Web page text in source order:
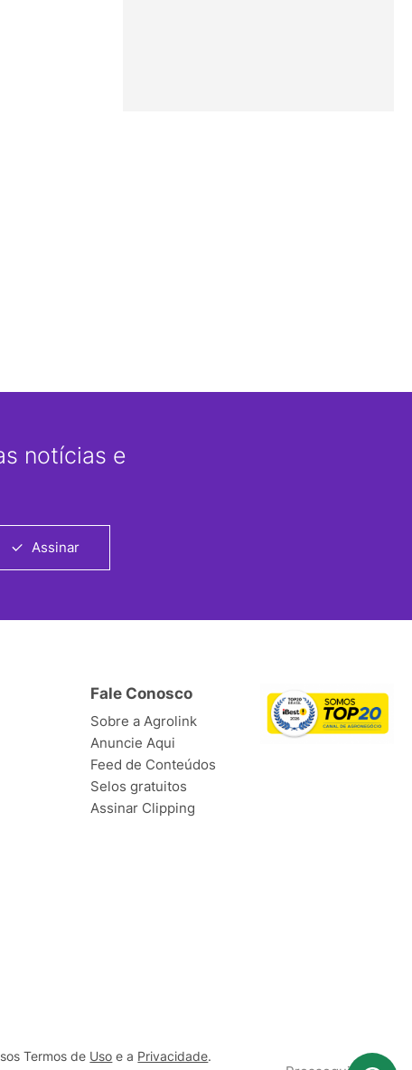
notícias e
Assinar
Fale Conosco
Sobre a Agrolink
Anuncie Aqui
Feed de Conteúdos
Selos gratuitos
Assinar Clipping
Termos de Uso e a Privacidade.